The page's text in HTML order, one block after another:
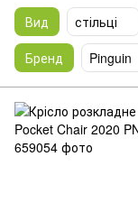
Вид стільці
Бренд
Pinguin